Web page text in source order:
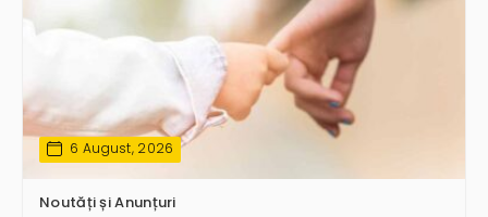
6 August, 2026
Noutăți și Anunțuri